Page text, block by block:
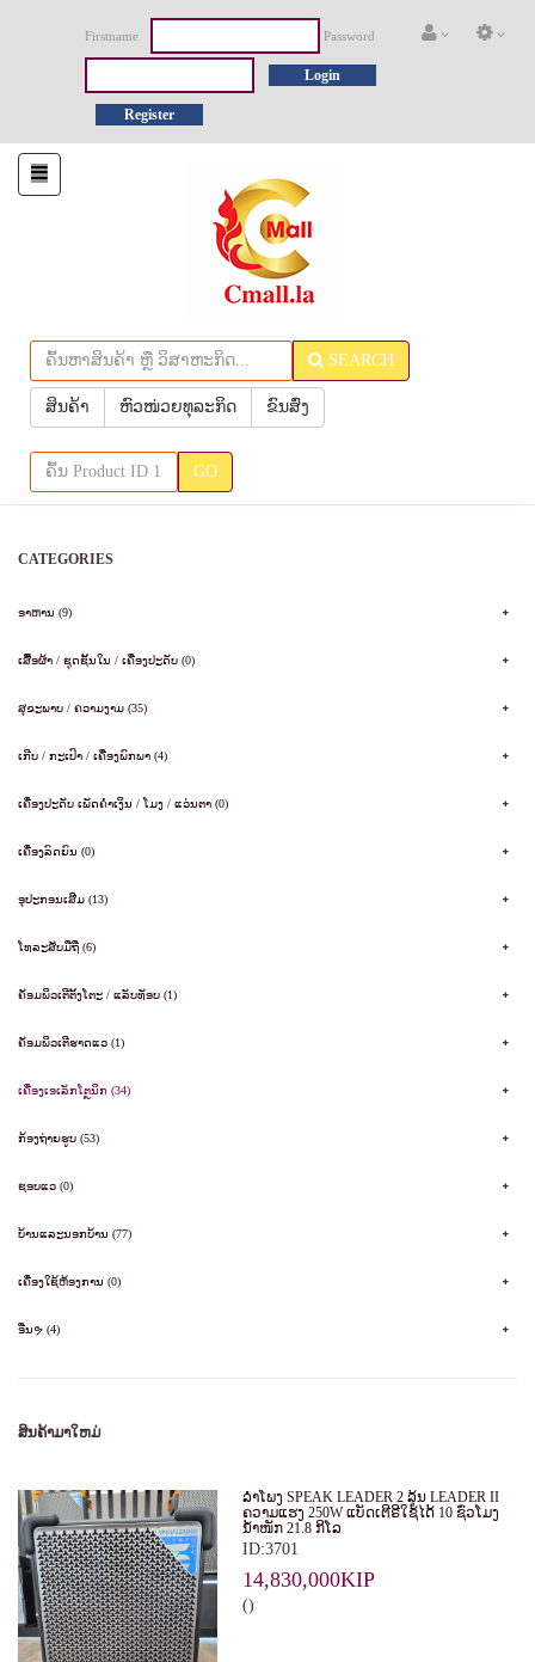
Firstname Password
Login
Register
Toggle
navigation
SEARCH
ສິນຄ້າ ຫົວໜ່ວຍທຸລະກິດ ຂົນສົ່ງ
GO
CATEGORIES
ອາຫານ (9)
ເສື້ອຜ້າ / ຊຸດຊັ້ນໃນ / ເຄື່ອງປະດັບ (0)
ສຸຂະພາບ / ຄວາມງາມ (35)
ເກີບ / ກະເປົາ / ເຄື່ອງພົກພາ (4)
ເຄື່ອງປະດັບ ເພັດຄໍາເງິນ / ໂມງ / ແວ່ນຕາ (0)
ເຄື່ອງລົດຍົນ (0)
ອຸປະກອນເສີມ (13)
ໂທລະສັບມືຖື (6)
ຄັອມພິວເຕີຕັ້ງໂຕະ / ແລັບທັອບ (1)
ຄັອມພິວເຕີຮາດແວ (1)
ເຄື່ອງເອເລັກໂຕຼນິກ (34)
ກ້ອງຖ່າຍຮູບ (53)
ຊອບແວ (0)
ບ້ານແລະນອກບ້ານ (77)
ເຄື່ອງໃຊ້ຫ້ອງການ (0)
ອື່ນຯ (4)
ສິນຄ້າມາໃຫມ່
ລໍາໂພງ SPEAK LEADER 2 ລຸ້ນ LEADER II
ຄວາມແຮງ 250W ແບັດເຕີຣີໃຊ້ໄດ້ 10 ຊົ່ວໂມງ
ນໍ້າໜັກ 21.8 ກິໂລ
ID:3701
14,830,000KIP
()